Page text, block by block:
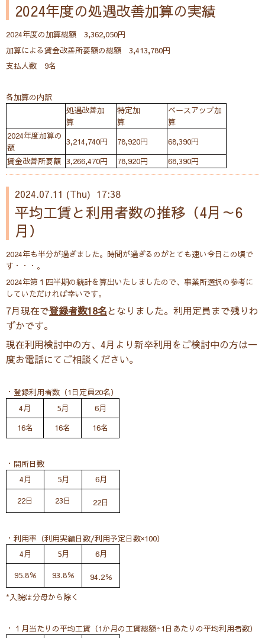
2024年度の処遇改善加算の実績
2024年度の加算総額 3,362,050円
加算による賃金改善所要額の総額 3,413,780円
支払人数 9名
各加算の内訳
処遇改善加
算
特定加
算
ベースアップ加
算
2024年度加算の
額
3,214,740円 78,920円
68,390円
賃金改善所要額 3,266,470円 78,920円 68,390円
2024.07.11 (Thu) 17:38
平均工賃と利用者数の推移（4月～6
月）
2024年も半分が過ぎました。時間が過ぎるのがとても速い今日この頃で
す・・・。
2024年第１四半期の統計を算出いたしましたので、事業所選択の参考に
していただければ幸いです。
7月現在で登録者数18名となりました。利用定員まで残りわ
ずかです。
現在利用検討中の方、4月より新卒利用をご検討中の方は一
度お電話にてご相談ください。
・登録利用者数（1日定員20名）
4月
5月
6月
16名
16名 16名
・開所日数
4月
5月
6月
22日
23日 22日
・利用率（利用実績日数/利用予定日数×100）
4月
5月
6月
95.8％
93.8％
94.2％
*入院は分母から除く
・１月当たりの平均工賃（1か月の工賃総額÷1日あたりの平均利用者数）